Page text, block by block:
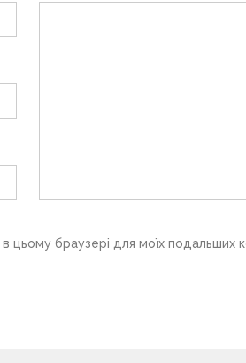
цьому браузері для моїх подальших